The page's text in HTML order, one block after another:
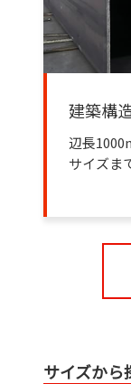
建築構
辺長
サイズま
サイズから